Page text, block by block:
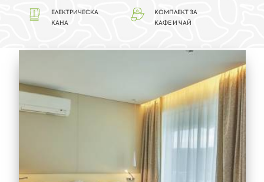
ЕЛЕКТРИЧЕСКА
КАНА
КОМПЛЕКТ ЗА
КАФЕ И ЧАЙ